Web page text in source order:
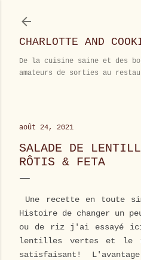
CHARLOTTE AND
De la cuisine saine et des
amateurs de sorties au
août 24, 2021
SALADE DE
RÔTIS & FETA
Une recette en toute
Histoire de changer un
ou de riz j'ai essayé ici
lentilles vertes et le
satisfaisant!